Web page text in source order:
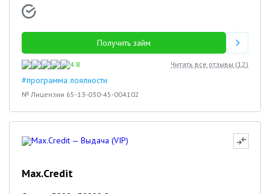
Получить займ
4.8 Читать все отзывы (12)
#программа лоялности
№ Лицензии 65-13-030-45-004102
Max.Credit